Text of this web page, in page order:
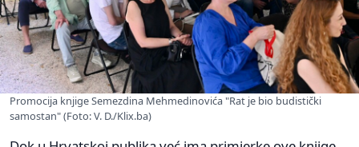
Promocija knjige Semezdina Mehmedinovića "Rat je bio budistički
samostan" (Foto: V. D./Klix.ba)